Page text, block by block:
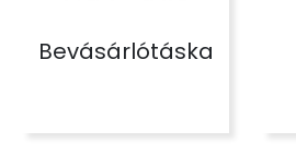
Bevásárlótáska